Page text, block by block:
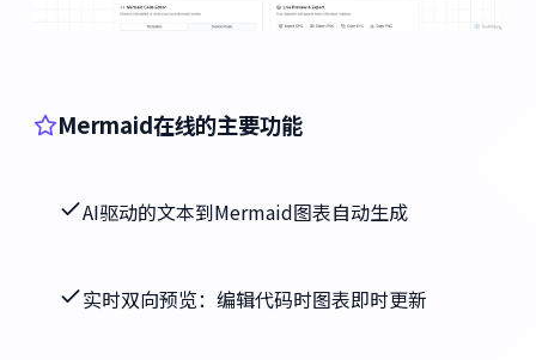
Mermaid在线的主要功能
AI驱动的文本到Mermaid图表自动生成
实时双向预览：编辑代码时图表即时更新